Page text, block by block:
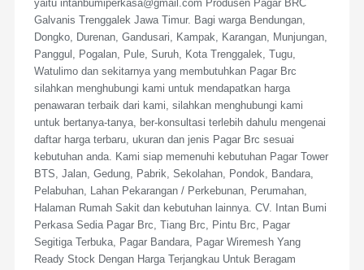
yaitu intanbumiperkasa@gmail.com Produsen Pagar BRC
Galvanis Trenggalek Jawa Timur. Bagi warga Bendungan,
Dongko, Durenan, Gandusari, Kampak, Karangan, Munjungan,
Panggul, Pogalan, Pule, Suruh, Kota Trenggalek, Tugu,
Watulimo dan sekitarnya yang membutuhkan Pagar Brc
silahkan menghubungi kami untuk mendapatkan harga
penawaran terbaik dari kami, silahkan menghubungi kami
untuk bertanya-tanya, ber-konsultasi terlebih dahulu mengenai
daftar harga terbaru, ukuran dan jenis Pagar Brc sesuai
kebutuhan anda. Kami siap memenuhi kebutuhan Pagar Tower
BTS, Jalan, Gedung, Pabrik, Sekolahan, Pondok, Bandara,
Pelabuhan, Lahan Pekarangan / Perkebunan, Perumahan,
Halaman Rumah Sakit dan kebutuhan lainnya. CV. Intan Bumi
Perkasa Sedia Pagar Brc, Tiang Brc, Pintu Brc, Pagar
Segitiga Terbuka, Pagar Bandara, Pagar Wiremesh Yang
Ready Stock Dengan Harga Terjangkau Untuk Beragam